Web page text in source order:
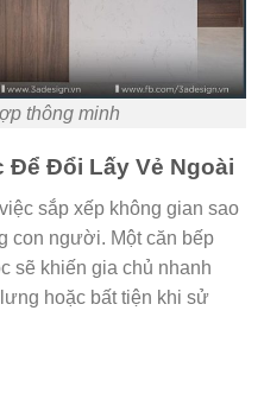
thông minh
Để Đổi Lấy Vẻ Ngoài
sắp xếp không gian sao
con người. Một căn bếp
sẽ khiến gia chủ nhanh
hoặc bất tiện khi sử